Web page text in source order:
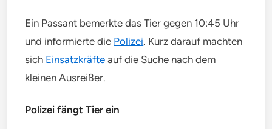
Ein Passant bemerkte das Tier gegen 10:45 Uhr
und informierte die Polizei. Kurz darauf machten
sich Einsatzkräfte auf die Suche nach dem
kleinen Ausreißer.
Polizei fängt Tier ein